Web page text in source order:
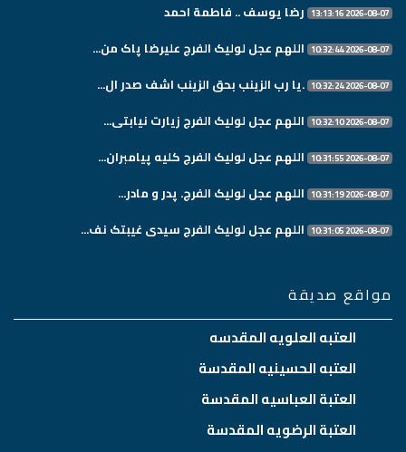
2026-08-07 13:13:16 رضا يوسف .. فاطمة احمد
2026-08-07 10:32:44 اللهم عجل لولیک الفرج علیرضا پاک من...
2026-08-07 10:32:24 .یا رب الزینب بحق الزینب اشف صدر ال...
2026-08-07 10:32:10 اللهم عجل لولیک الفرج زیارت نیابتی...
2026-08-07 10:31:55 اللهم عجل لولیک الفرج کلیه پیامبران...
2026-08-07 10:31:19 اللهم عجل لولیک الفرج. پدر و مادر...
2026-08-07 10:31:05 اللهم عجل لولیک الفرج سیدی غیبتک نف...
مواقع صديقة
العتبه العلويه المقدسه
العتبه الحسينيه المقدسة
العتبة العباسيه المقدسة
العتبة الرضويه المقدسة